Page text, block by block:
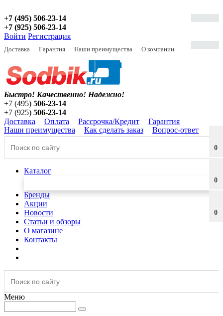
+7 (495) 506-23-14
+7 (925) 506-23-14
Войти Регистрация
Доставка Гарантия Наши преимущества О компании
0
0
0
Быстро! Качественно! Надежно!
+7 (495) 506-23-14
+7 (925) 506-23-14
Доставка
Оплата Рассрочка/Кредит
Гарантия
Наши преимущества
Как сделать заказ Вопрос-ответ
Каталог
Бренды
Акции
Новости
Статьи и обзоры
О магазине
Контакты
Меню